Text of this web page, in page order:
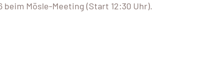
beim Mösle-Meeting (Start 12:30 Uhr).